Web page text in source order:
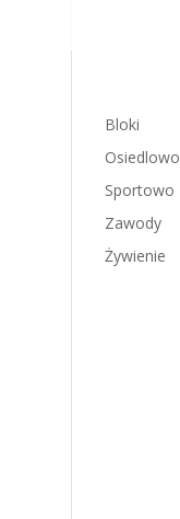
Bloki
Osiedlowo
Sportowo
Zawody
Żywienie